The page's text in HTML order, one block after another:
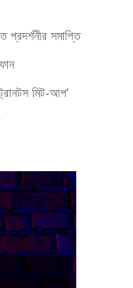
প্রদর্শনীর সমাপ্তি
মিট-আপ’